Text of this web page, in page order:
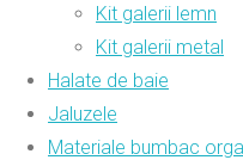
Kit galerii lemn
Kit galerii metal
Halate de baie
Jaluzele
Materiale bumbac